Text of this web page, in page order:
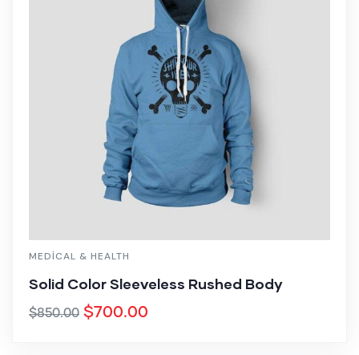
MEDICAL & HEALTH
Solid Color Sleeveless Rushed Body
$850.00 $700.00